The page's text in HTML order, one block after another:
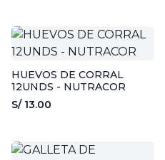
HUEVOS DE CORRAL
12UNDS - NUTRACOR
S/ 13.00